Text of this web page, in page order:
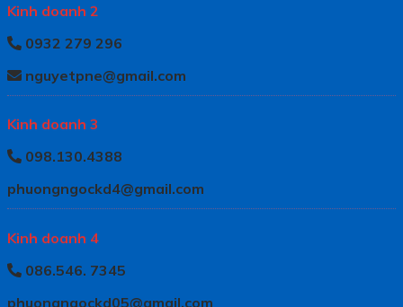
Kinh doanh 2
0932 279 296
nguyetpne@gmail.com
Kinh doanh 3
098.130.4388
phuongngockd4@gmail.com
Kinh doanh 4
086.546. 7345
phuongngockd05@gmail.com